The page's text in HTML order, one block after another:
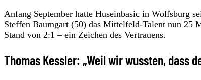
Anfang September hatte Huseinbasic in Wolfsburg
Steffen Baumgart (50) das Mittelfeld-Talent nun 25
Stand von 2:1 – ein Zeichen des Vertrauens.
Thomas Kessler: „Weil wir wussten, dass